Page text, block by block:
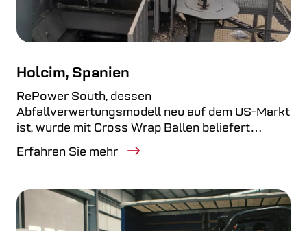
Holcim, Spanien
RePower South, dessen
Abfallverwertungsmodell neu auf dem US-Markt
ist, wurde mit Cross Wrap Ballen beliefert…
Erfahren Sie mehr